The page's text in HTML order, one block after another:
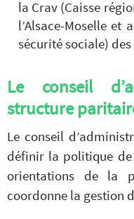
la Crav (Caisse
l’Alsace-Moselle et
sécurité sociale) des
Le conseil
structure
Le conseil
définir la politique de
orientations de la
coordonne la gestion